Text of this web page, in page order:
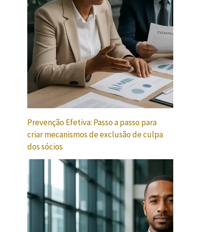
Prevenção Efetiva: Passo a passo para
criar mecanismos de exclusão de culpa
dos sócios